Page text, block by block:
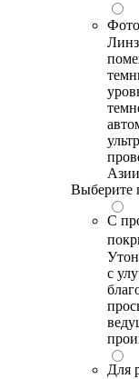
Азии
Выберите
С
с
Для